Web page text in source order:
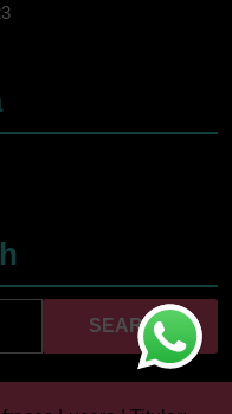
Cuando hay